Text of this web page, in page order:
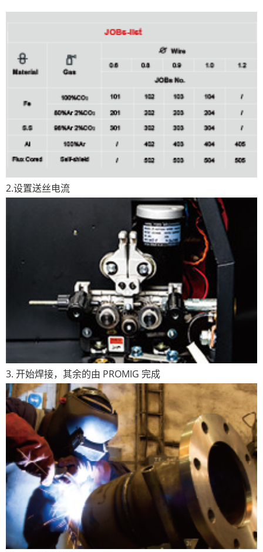
2.设置送丝电流
3. 开始焊接，其余的由 PROMIG 完成